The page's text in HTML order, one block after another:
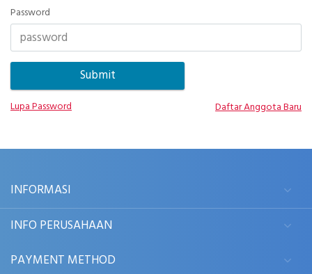
Password
Lupa Password Daftar Anggota Baru
INFORMASI
INFO PERUSAHAAN
PAYMENT METHOD